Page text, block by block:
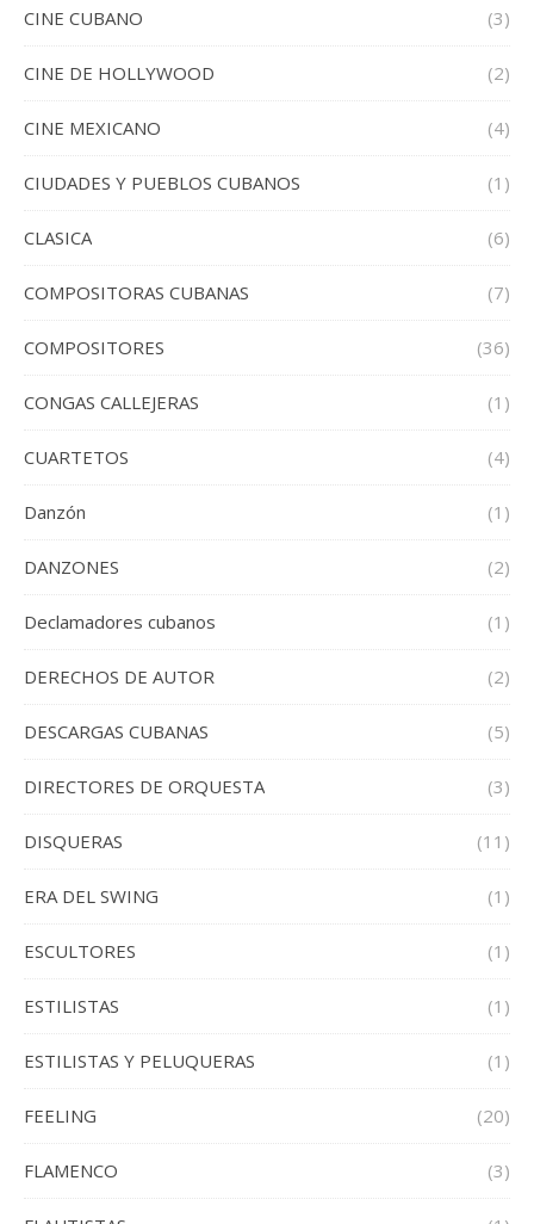
CINE CUBANO (3)
CINE DE HOLLYWOOD (2)
CINE MEXICANO (4)
CIUDADES Y PUEBLOS CUBANOS (1)
CLASICA (6)
COMPOSITORAS CUBANAS (7)
COMPOSITORES (36)
CONGAS CALLEJERAS (1)
CUARTETOS (4)
Danzón (1)
DANZONES (2)
Declamadores cubanos (1)
DERECHOS DE AUTOR (2)
DESCARGAS CUBANAS (5)
DIRECTORES DE ORQUESTA (3)
DISQUERAS (11)
ERA DEL SWING (1)
ESCULTORES (1)
ESTILISTAS (1)
ESTILISTAS Y PELUQUERAS (1)
FEELING (20)
FLAMENCO (3)